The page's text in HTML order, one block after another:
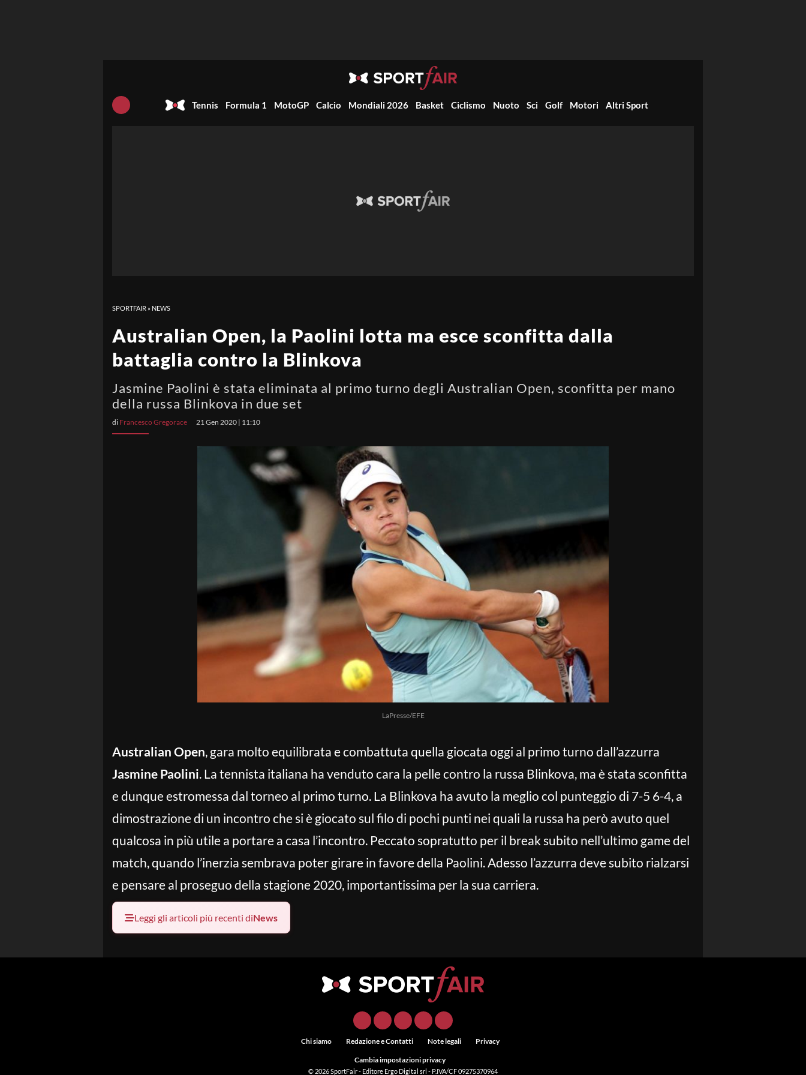
Tennis Formula 1 MotoGP Calcio Mondiali 2026 Basket Ciclismo Nuoto Sci Golf Motori Altri Sport
SPORTFAIR » NEWS
Australian Open, la Paolini lotta ma esce sconfitta dalla
battaglia contro la Blinkova
Jasmine Paolini è stata eliminata al primo turno degli Australian Open, sconfitta per mano
della russa Blinkova in due set
di Francesco Gregorace 21 Gen 2020 | 11:10
LaPresse/EFE
Australian Open, gara molto equilibrata e combattuta quella giocata oggi al primo turno dall’azzurra
Jasmine Paolini. La tennista italiana ha venduto cara la pelle contro la russa Blinkova, ma è stata sconfitta
e dunque estromessa dal torneo al primo turno. La Blinkova ha avuto la meglio col punteggio di 7-5 6-4, a
dimostrazione di un incontro che si è giocato sul filo di pochi punti nei quali la russa ha però avuto quel
qualcosa in più utile a portare a casa l’incontro. Peccato sopratutto per il break subito nell’ultimo game del
match, quando l’inerzia sembrava poter girare in favore della Paolini. Adesso l’azzurra deve subito rialzarsi
e pensare al proseguo della stagione 2020, importantissima per la sua carriera.
Leggi gli articoli più recenti diNews
Chi siamo Redazione e Contatti Note legali Privacy
Cambia impostazioni privacy
© 2026SportFair- Editore Ergo Digital srl - P.IVA/CF 09275370964